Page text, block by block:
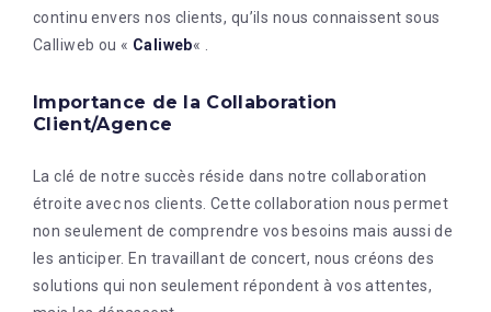
continu envers nos clients, qu’ils nous connaissent sous
Calliweb ou « Caliweb« .
Importance de la Collaboration
Client/Agence
La clé de notre succès réside dans notre collaboration
étroite avec nos clients. Cette collaboration nous permet
non seulement de comprendre vos besoins mais aussi de
les anticiper. En travaillant de concert, nous créons des
solutions qui non seulement répondent à vos attentes,